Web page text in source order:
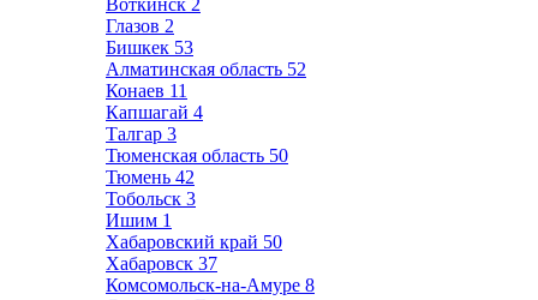
Воткинск 2
Глазов 2
Бишкек 53
Алматинская область 52
Конаев 11
Капшагай 4
Талгар 3
Тюменская область 50
Тюмень 42
Тобольск 3
Ишим 1
Хабаровский край 50
Хабаровск 37
Комсомольск-на-Амуре 8